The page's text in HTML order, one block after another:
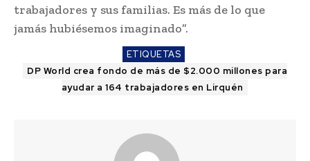
trabajadores y sus familias. Es más de lo que
jamás hubiésemos imaginado”.
ETIQUETAS
DP World crea fondo de más de $2.000 millones para
ayudar a 164 trabajadores en Lirquén